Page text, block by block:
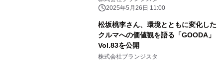
2025年5月26日 11:00
松坂桃李さん、環境とともに変化した
クルマへの価値観を語る「GOODA」
Vol.83を公開
株式会社ブランジスタ